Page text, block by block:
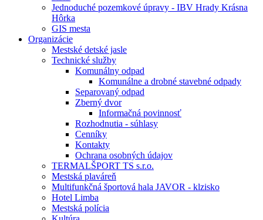
Jednoduché pozemkové úpravy - IBV Hrady Krásna
Hôrka
GIS mesta
Organizácie
Mestské detské jasle
Technické služby
Komunálny odpad
Komunálne a drobné stavebné odpady
Separovaný odpad
Zberný dvor
Informačná povinnosť
Rozhodnutia - súhlasy
Cenníky
Kontakty
Ochrana osobných údajov
TERMALŠPORT TS s.r.o.
Mestská plaváreň
Multifunkčná športová hala JAVOR - klzisko
Hotel Limba
Mestská polícia